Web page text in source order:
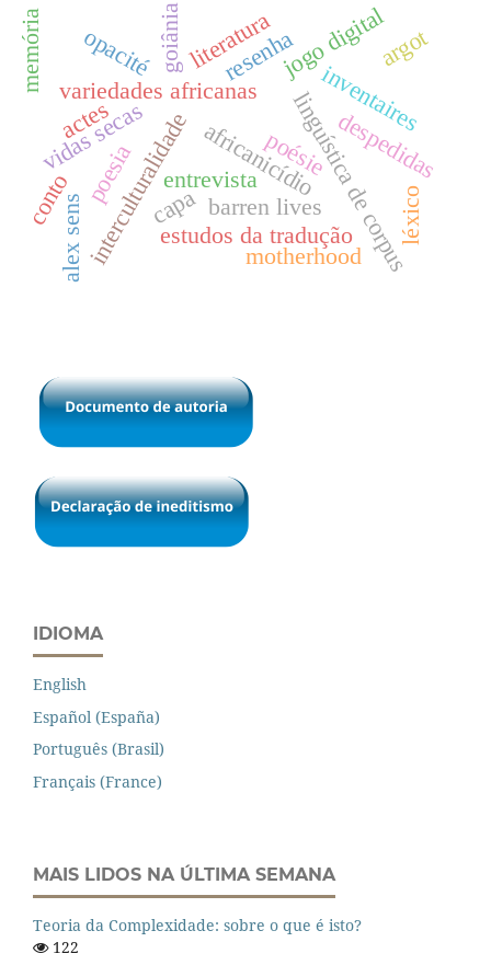
interculturalidade
variedades africanas
africanicídio
goiânia
linguística de corpus
vidas secas
barren lives
estudos da tradução
resenhajogo digital
despedidas
entrevista
inventaires
poésie
opacité argot
léxico
literatura
poesia capa
memória
alex sens
conto
actes
motherhood
IDIOMA
English
Español (España)
Português (Brasil)
Français (France)
MAIS LIDOS NA ÚLTIMA SEMANA
Teoria da Complexidade: sobre o que é isto?
122